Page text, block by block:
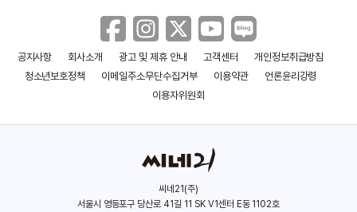
강철비 협상
공지사항 회사소개 광고 및 제휴 안내 고객센터
개인정보취급방침
청소년보호정책
이메일주소무단수집거부 이용약관
언론윤리강령
이용자위원회
씨네21(주)
서울시 영등포구 당산로 41길 11 SK V1센터 E동 1102호